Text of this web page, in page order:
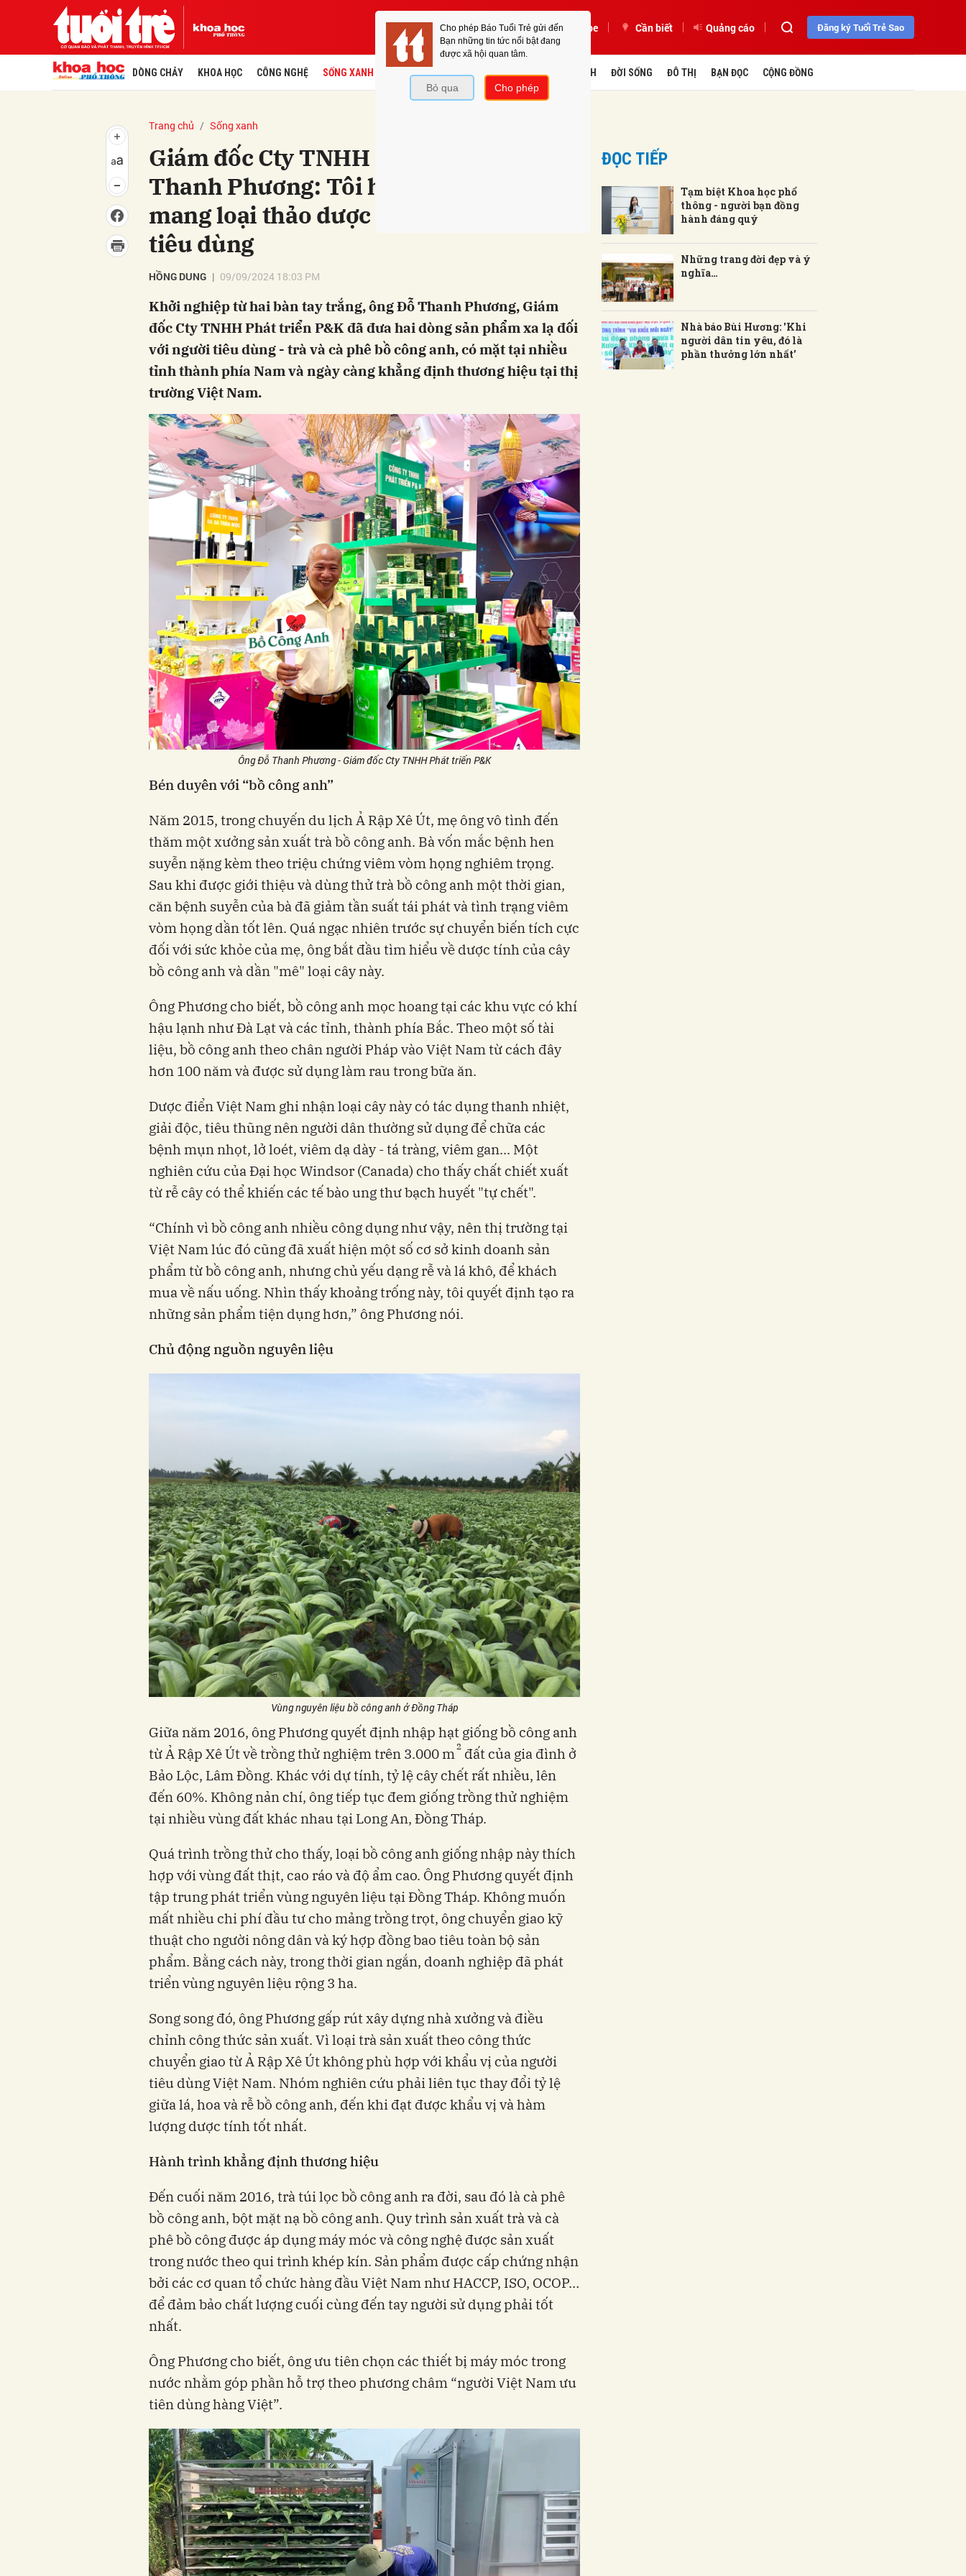
Podcast Youtube Cần biết Quảng cáo Đăng ký Tuổi Trẻ Sao
DÒNG CHẢY KHOA HỌC CÔNG NGHỆ SỐNG XANH Y HỌC GIÁO DỤC TÀI CHÍNH KINH DOANH ĐỜI SỐNG ĐÔ THỊ BẠN ĐỌC CỘNG ĐỒNG
Trang chủ Sống xanh
Giám đốc Cty TNHH Phát triển P&K Đỗ
Thanh Phương: Tôi hạnh phúc vì đã
mang loại thảo dược quý đến người
tiêu dùng
HỒNG DUNG 09/09/2024 18:03 PM
Khởi nghiệp từ hai bàn tay trắng, ông Đỗ Thanh Phương, Giám
đốc Cty TNHH Phát triển P&K đã đưa hai dòng sản phẩm xa lạ đối
với người tiêu dùng - trà và cà phê bồ công anh, có mặt tại nhiều
tỉnh thành phía Nam và ngày càng khẳng định thương hiệu tại thị
trường Việt Nam.
Ông Đỗ Thanh Phương - Giám đốc Cty TNHH Phát triển P&K
Bén duyên với “bồ công anh”
Năm 2015, trong chuyến du lịch Ả Rập Xê Út, mẹ ông vô tình đến
thăm một xưởng sản xuất trà bồ công anh. Bà vốn mắc bệnh hen
suyễn nặng kèm theo triệu chứng viêm vòm họng nghiêm trọng.
Sau khi được giới thiệu và dùng thử trà bồ công anh một thời gian,
căn bệnh suyễn của bà đã giảm tần suất tái phát và tình trạng viêm
vòm họng dần tốt lên. Quá ngạc nhiên trước sự chuyển biến tích cực
đối với sức khỏe của mẹ, ông bắt đầu tìm hiểu về dược tính của cây
bồ công anh và dần "mê" loại cây này.
Ông Phương cho biết, bồ công anh mọc hoang tại các khu vực có khí
hậu lạnh như Đà Lạt và các tỉnh, thành phía Bắc. Theo một số tài
liệu, bồ công anh theo chân người Pháp vào Việt Nam từ cách đây
hơn 100 năm và được sử dụng làm rau trong bữa ăn.
Dược điển Việt Nam ghi nhận loại cây này có tác dụng thanh nhiệt,
giải độc, tiêu thũng nên người dân thường sử dụng để chữa các
bệnh mụn nhọt, lở loét, viêm dạ dày - tá tràng, viêm gan... Một
nghiên cứu của Đại học Windsor (Canada) cho thấy chất chiết xuất
từ rễ cây có thể khiến các tế bào ung thư bạch huyết "tự chết".
“Chính vì bồ công anh nhiều công dụng như vậy, nên thị trường tại
Việt Nam lúc đó cũng đã xuất hiện một số cơ sở kinh doanh sản
phẩm từ bồ công anh, nhưng chủ yếu dạng rễ và lá khô, để khách
mua về nấu uống. Nhìn thấy khoảng trống này, tôi quyết định tạo ra
những sản phẩm tiện dụng hơn,” ông Phương nói.
Chủ động nguồn nguyên liệu
Vùng nguyên liệu bồ công anh ở Đồng Tháp
Giữa năm 2016, ông Phương quyết định nhập hạt giống bồ công anh
từ Ả Rập Xê Út về trồng thử nghiệm trên 3.000 m2 đất của gia đình ở
Bảo Lộc, Lâm Đồng. Khác với dự tính, tỷ lệ cây chết rất nhiều, lên
đến 60%. Không nản chí, ông tiếp tục đem giống trồng thử nghiệm
tại nhiều vùng đất khác nhau tại Long An, Đồng Tháp.
Quá trình trồng thử cho thấy, loại bồ công anh giống nhập này thích
hợp với vùng đất thịt, cao ráo và độ ẩm cao. Ông Phương quyết định
tập trung phát triển vùng nguyên liệu tại Đồng Tháp. Không muốn
mất nhiều chi phí đầu tư cho mảng trồng trọt, ông chuyển giao kỹ
thuật cho người nông dân và ký hợp đồng bao tiêu toàn bộ sản
phẩm. Bằng cách này, trong thời gian ngắn, doanh nghiệp đã phát
triển vùng nguyên liệu rộng 3 ha.
Song song đó, ông Phương gấp rút xây dựng nhà xưởng và điều
chỉnh công thức sản xuất. Vì loại trà sản xuất theo công thức
chuyển giao từ Ả Rập Xê Út không phù hợp với khẩu vị của người
tiêu dùng Việt Nam. Nhóm nghiên cứu phải liên tục thay đổi tỷ lệ
giữa lá, hoa và rễ bồ công anh, đến khi đạt được khẩu vị và hàm
lượng dược tính tốt nhất.
Hành trình khẳng định thương hiệu
Đến cuối năm 2016, trà túi lọc bồ công anh ra đời, sau đó là cà phê
bồ công anh, bột mặt nạ bồ công anh. Quy trình sản xuất trà và cà
phê bồ công được áp dụng máy móc và công nghệ được sản xuất
trong nước theo qui trình khép kín. Sản phẩm được cấp chứng nhận
bởi các cơ quan tổ chức hàng đầu Việt Nam như HACCP, ISO, OCOP…
để đảm bảo chất lượng cuối cùng đến tay người sử dụng phải tốt
nhất.
Ông Phương cho biết, ông ưu tiên chọn các thiết bị máy móc trong
nước nhằm góp phần hỗ trợ theo phương châm “người Việt Nam ưu
tiên dùng hàng Việt”.
ĐỌC TIẾP
Tạm biệt Khoa học phổ
thông - người bạn đồng
hành đáng quý
Những trang đời đẹp và ý
nghĩa…
Nhà báo Bùi Hương: 'Khi
người dân tin yêu, đó là
phần thưởng lớn nhất'